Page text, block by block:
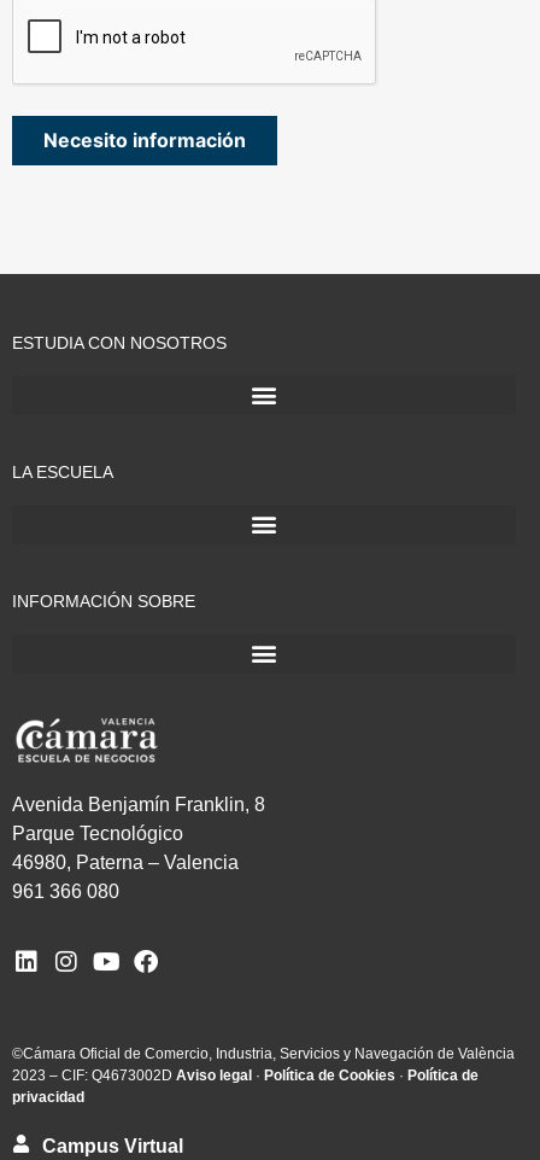
ESTUDIA CON NOSOTROS
LA ESCUELA
INFORMACIÓN SOBRE
Avenida Benjamín Franklin, 8
Parque Tecnológico
46980, Paterna – Valencia
961 366 080
©Cámara Oficial de Comercio, Industria, Servicios y Navegación de València
2023 – CIF: Q4673002D Aviso legal · Política de Cookies · Política de
privacidad
Campus Virtual